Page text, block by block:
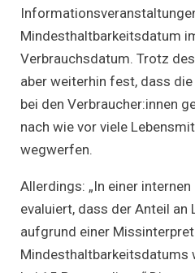
Mindesthaltbarkeitsdatum
Verbrauchsdatum. Trotz
aber weiterhin fest, dass
bei den Verbraucher:innen
nach wie vor viele
wegwerfen.
Allerdings: „In einer
evaluiert, dass der Anteil an
aufgrund einer
Mindesthaltbarkeitsdatums